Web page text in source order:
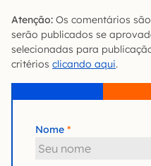
Atenção: Os comentários
serão publicados se
selecionadas para
critérios clicando aqui.
Nome